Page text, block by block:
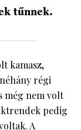
tűnnek.
kamasz,
régi
még nem volt
pedig
A